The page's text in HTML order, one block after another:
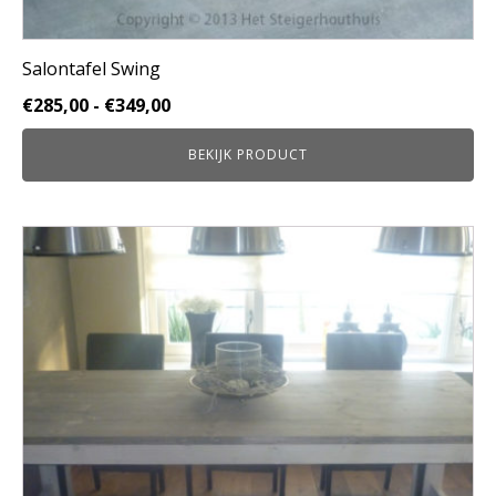
Salontafel Swing
€285,00 - €349,00Prijsklasse:
€285,00
tot
€349,00
BEKIJK PRODUCT
Dit
product
variaties.
Deze
gekozen